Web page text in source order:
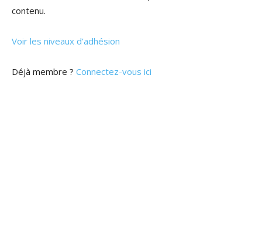
contenu.
Voir les niveaux d’adhésion
Déjà membre ? Connectez-vous ici